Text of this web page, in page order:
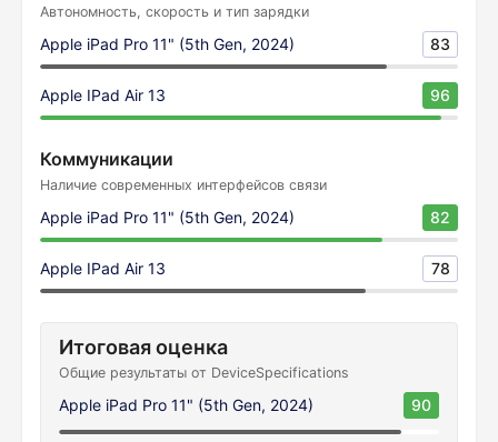
Автономность, скорость и тип зарядки
Apple iPad Pro 11" (5th Gen, 2024) 83
Apple IPad Air 13 96
Коммуникации
Наличие современных интерфейсов связи
Apple iPad Pro 11" (5th Gen, 2024) 82
Apple IPad Air 13 78
Итоговая оценка
Общие результаты от DeviceSpecifications
Apple iPad Pro 11" (5th Gen, 2024) 90